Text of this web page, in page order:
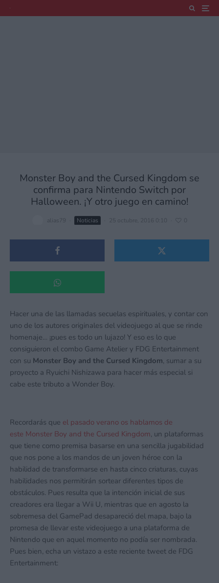
Monster Boy and the Cursed Kingdom se
confirma para Nintendo Switch por
Halloween. ¡Y otro juego en camino!
alias79 Noticias 25 octubre, 2016 0:10 0
Hacer una de las llamadas secuelas espirituales, y contar con
uno de los autores originales del videojuego al que se rinde
homenaje… ¡pues es todo un lujazo! Y eso es lo que
consiguieron el combo Game Atelier y FDG Entertainment
con su Monster Boy and the Cursed Kingdom, sumar a su
proyecto a Ryuichi Nishizawa para hacer más especial si
cabe este tributo a Wonder Boy.
Recordarás que el pasado verano os hablamos de
este Monster Boy and the Cursed Kingdom, un plataformas
que tiene como premisa basarse en una sencilla jugabilidad
que nos pone a los mandos de un joven héroe con la
habilidad de transformarse en hasta cinco criaturas, cuyas
habilidades nos permitirán sortear diferentes tipos de
obstáculos. Pues resulta que la intención inicial de sus
creadores era llegar a Wii U, mientras que en agosto la
sobremesa del GamePad desapareció del mapa, bajo la
promesa de llevar este videojuego a una plataforma de
Nintendo que en aquel momento no podía ser nombrada.
Pues bien, echa un vistazo a este reciente tweet de FDG
Entertainment: